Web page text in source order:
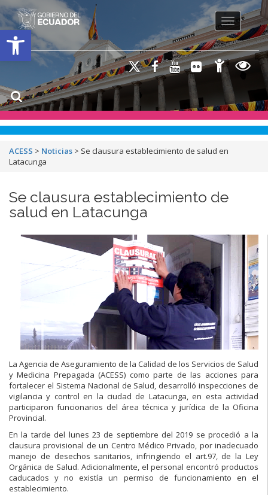
Open toolbar
Toggle
ACESS > Noticias > Se clausura establecimiento de salud en
Latacunga
Se clausura establecimiento de
salud en Latacunga
La Agencia de Aseguramiento de la Calidad de los Servicios de Salud
y Medicina Prepagada (ACESS) como parte de las acciones para
fortalecer el Sistema Nacional de Salud, desarrolló inspecciones de
vigilancia y control en la ciudad de Latacunga, en esta actividad
participaron funcionarios del área técnica y jurídica de la Oficina
Provincial.
En la tarde del lunes 23 de septiembre del 2019 se procedió a la
clausura provisional de un Centro Médico Privado, por inadecuado
manejo de desechos sanitarios, infringiendo el art.97, de la Ley
Orgánica de Salud. Adicionalmente, el personal encontró productos
caducados y no existía un permiso de funcionamiento en el
establecimiento.